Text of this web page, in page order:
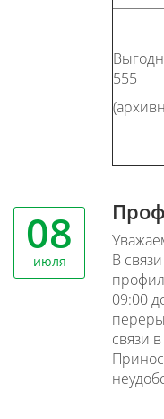
555
08
июля
В
09:00
связи